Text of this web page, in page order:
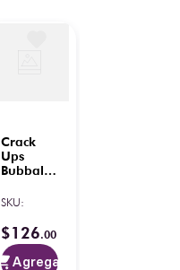
Crack
Ups
Bubbaloo
(18 pz)
SKU:
$126.00
Agregar